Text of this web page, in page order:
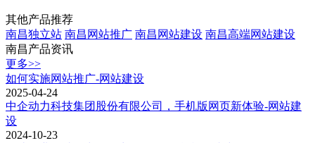
其他产品推荐
南昌独立站 南昌网站推广 南昌网站建设 南昌高端网站建设
南昌产品资讯
更多>>
如何实施网站推广-网站建设
2025-04-24
中企动力科技集团股份有限公司，手机版网页新体验-网站建
设
2024-10-23